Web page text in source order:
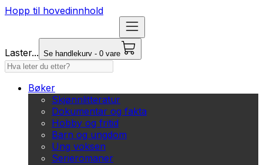
Hopp til hovedinnhold
Laster... Se handlekurv - 0 vare
Bøker
Skjønnlitteratur
Dokumentar og fakta
Hobby og fritid
Barn og ungdom
Ung voksen
Serieromaner